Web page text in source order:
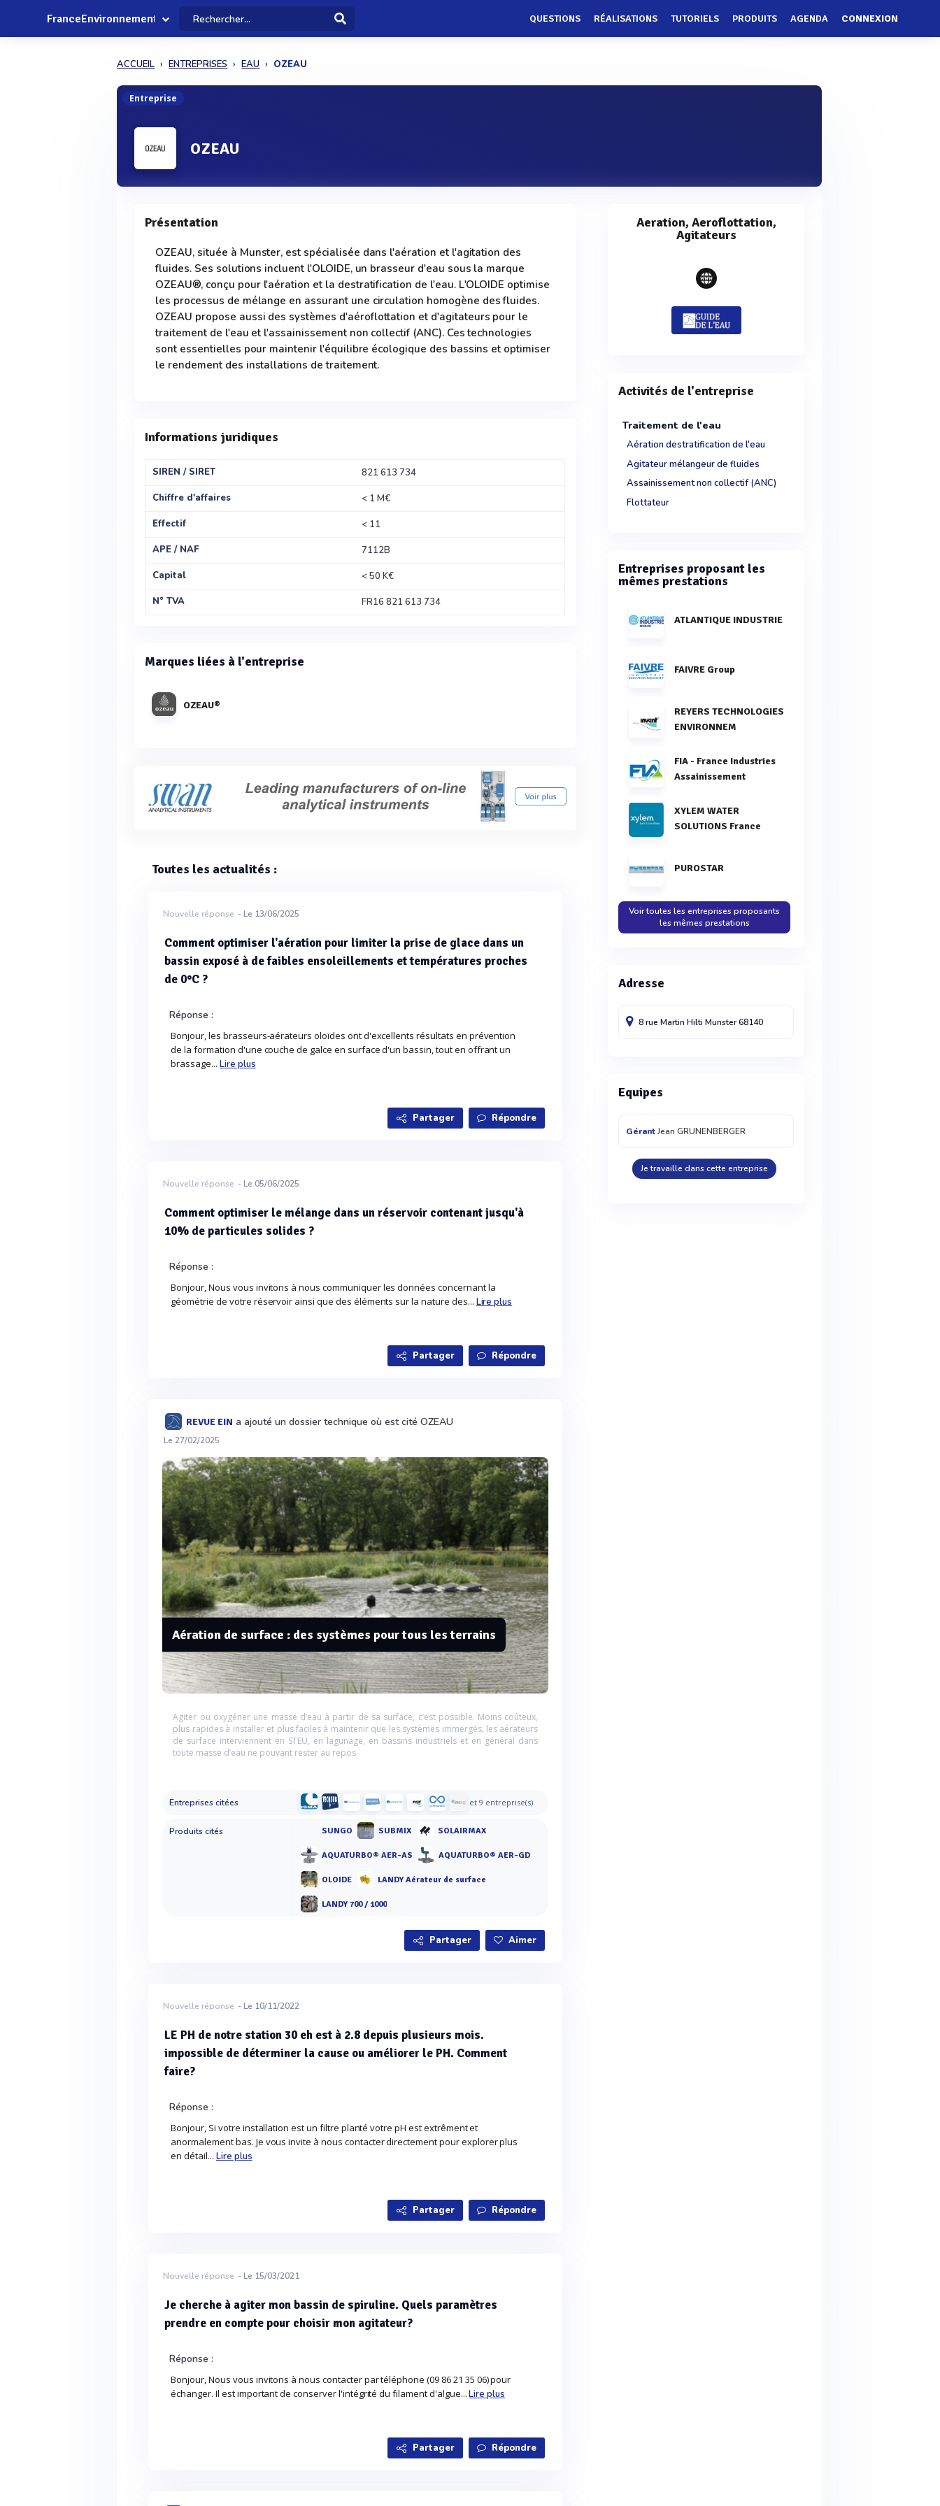
FranceEnvironnement QUESTIONS RÉALISATIONS TUTORIELS PRODUITS AGENDA CONNEXION
ACCUEIL ENTREPRISES EAU OZEAU
Entreprise
OZEAU
Présentation
OZEAU, située à Munster, est spécialisée dans l'aération et l'agitation des
fluides. Ses solutions incluent l'OLOIDE, un brasseur d'eau sous la marque
OZEAU®, conçu pour l'aération et la destratification de l'eau. L'OLOIDE optimise
les processus de mélange en assurant une circulation homogène des fluides.
OZEAU propose aussi des systèmes d'aéroflottation et d'agitateurs pour le
traitement de l'eau et l'assainissement non collectif (ANC). Ces technologies
sont essentielles pour maintenir l'équilibre écologique des bassins et optimiser
le rendement des installations de traitement.
Informations juridiques
SIREN / SIRET
821 613 734
Chiffre d'affaires
< 1 M€
Effectif
< 11
APE / NAF
7112B
Capital
< 50 K€
N° TVA
FR16 821 613 734
Marques liées à l'entreprise
OZEAU®
Toutes les actualités :
Nouvelle réponse - Le 13/06/2025
Comment optimiser l'aération pour limiter la prise de glace dans un
bassin exposé à de faibles ensoleillements et températures proches
de 0°C ?
Réponse :
Bonjour, les brasseurs-aérateurs oloïdes ont d'excellents résultats en prévention
de la formation d'une couche de galce en surface d'un bassin, tout en offrant un
brassage... Lire plus
Partager Répondre
Nouvelle réponse - Le 05/06/2025
Comment optimiser le mélange dans un réservoir contenant jusqu'à
10% de particules solides ?
Réponse :
Bonjour, Nous vous invitons à nous communiquer les données concernant la
géométrie de votre réservoir ainsi que des éléments sur la nature des... Lire plus
Partager Répondre
REVUE EIN a ajouté un dossier technique où est cité OZEAU
Le 27/02/2025
Aération de surface : des systèmes pour tous les terrains
Agiter ou oxygéner une masse d’eau à partir de sa surface, c’est possible. Moins coûteux,
plus rapides à installer et plus faciles à maintenir que les systèmes immergés, les aérateurs
de surface interviennent en STEU, en lagunage, en bassins industriels et en général dans
toute masse d’eau ne pouvant rester au repos.
Entreprises citées et 9 entreprise(s)
Produits cités SUNGO SUBMIX SOLAIRMAX
AQUATURBO® AER-AS AQUATURBO® AER-GD
OLOIDE LANDY Aérateur de surface
LANDY 700 / 1000
Partager Aimer
Nouvelle réponse - Le 10/11/2022
LE PH de notre station 30 eh est à 2.8 depuis plusieurs mois.
impossible de déterminer la cause ou améliorer le PH. Comment
faire?
Réponse :
Bonjour, Si votre installation est un filtre planté votre pH est extrêment et
anormalement bas. Je vous invite à nous contacter directement pour explorer plus
en détail... Lire plus
Partager Répondre
Nouvelle réponse - Le 15/03/2021
Je cherche à agiter mon bassin de spiruline. Quels paramètres
prendre en compte pour choisir mon agitateur?
Réponse :
Bonjour, Nous vous invitons à nous contacter par téléphone (09 86 21 35 06) pour
échanger. Il est important de conserver l'intégrité du filament d'algue...Lire plus
Partager Répondre
Aeration, Aeroflottation,
Agitateurs
Activités de l'entreprise
Traitement de l'eau
Aération destratification de l'eau
Agitateur mélangeur de fluides
Assainissement non collectif (ANC)
Flottateur
Entreprises proposant les
mêmes prestations
ATLANTIQUE INDUSTRIE
FAIVRE Group
REYERS TECHNOLOGIES
ENVIRONNEM
FIA - France Industries
Assainissement
XYLEM WATER
SOLUTIONS France
PUROSTAR
Voir toutes les entreprises proposants
les mêmes prestations
Adresse
8 rue Martin HiltiMunster68140
Equipes
GérantJean GRUNENBERGER
Je travaille dans cette entreprise